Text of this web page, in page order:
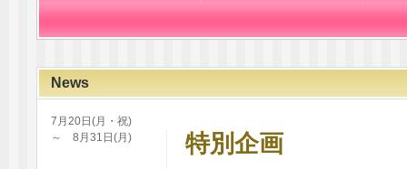
News
7月20日(月・祝)
～ 8月31日(月)
特別企画